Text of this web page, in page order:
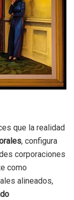
que la realidad
, configura
corporaciones
como
alineados,